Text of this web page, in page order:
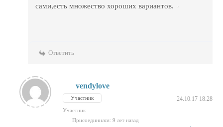
сами,есть множество хороших вариантов.
Ответить
vendylove
Участник 24.10.17 18:28
Участник
Присоединился: 9 лет назад